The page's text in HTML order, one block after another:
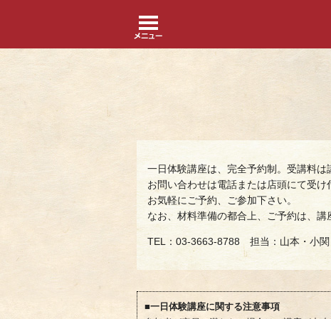
一日体験講座は、完全予約制。受講料は
お問い合わせは電話または店頭にて受け
お気軽にご予約、ご参加下さい。
なお、材料準備の都合上、ご予約は、講
TEL：03-3663-8788 担当：山本・小関
■一日体験講座に関する注意事項